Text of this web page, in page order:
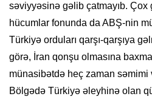
səviyyəsinə gəlib çatmayıb. Çox
hücumlar fonunda da ABŞ-nin
Türkiyə orduları qarşı-qarşıya
görə, İran qonşu olmasına
münasibətdə heç zaman səmimi
Bölgədə Türkiyə əleyhinə olan